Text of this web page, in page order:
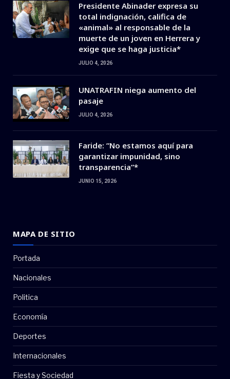
Presidente Abinader expresa su
total indignación, califica de
«animal» al responsable de la
muerte de un joven en Herrera y
exige que se haga justicia*
JULIO 4, 2026
UNATRAFIN niega aumento del
pasaje
JULIO 4, 2026
Faride: ”No estamos aquí para
garantizar impunidad, sino
transparencia”*
JUNIO 15, 2026
MAPA DE SITIO
Portada
Nacionales
Politica
Economía
Deportes
Internacionales
Fiesta y Sociedad